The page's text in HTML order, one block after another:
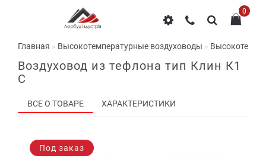
0
Главная Высокотемпературные воздуховоды
Воздуховод из тефлона тип Клин К1
С
ВСЕ О ТОВАРЕ ХАРАКТЕРИСТИКИ
Под заказ